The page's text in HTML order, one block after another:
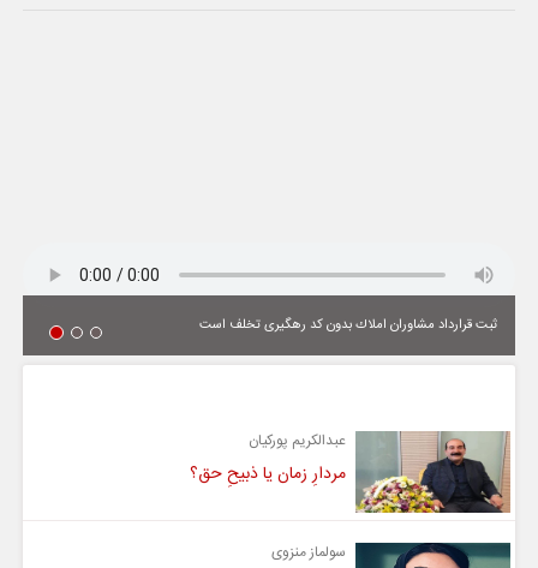
ثبت قرارداد مشاوران املاك بدون كد رهگیری تخلف است
عبدالکریم پورکیان
مردارِ زمان یا ذبیحِ حق؟
سولماز منزوی